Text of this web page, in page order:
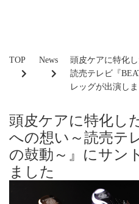
TOP News
頭皮ケアに特化
読売テレビ『
レッグが出演し
頭皮ケアに特化し
への想い～読売テ
の鼓動～』にサン
ました